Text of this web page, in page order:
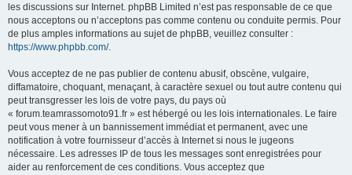
les discussions sur Internet. phpBB Limited n’est pas responsable de ce que
nous acceptons ou n’acceptons pas comme contenu ou conduite permis. Pour
de plus amples informations au sujet de phpBB, veuillez consulter :
https://www.phpbb.com/.
Vous acceptez de ne pas publier de contenu abusif, obscène, vulgaire,
diffamatoire, choquant, menaçant, à caractère sexuel ou tout autre contenu qui
peut transgresser les lois de votre pays, du pays où
« forum.teamrassomoto91.fr » est hébergé ou les lois internationales. Le faire
peut vous mener à un bannissement immédiat et permanent, avec une
notification à votre fournisseur d’accès à Internet si nous le jugeons
nécessaire. Les adresses IP de tous les messages sont enregistrées pour
aider au renforcement de ces conditions. Vous acceptez que